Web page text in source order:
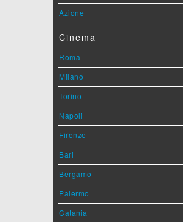
Azione
Cinema
Roma
Milano
Torino
Napoli
Firenze
Bari
Bergamo
Palermo
Catania